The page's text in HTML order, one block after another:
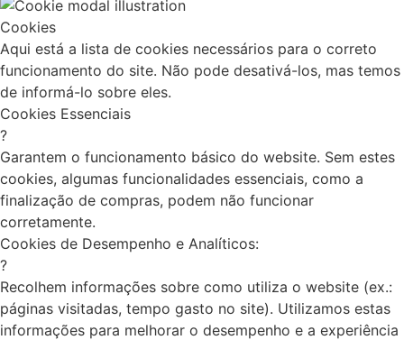
Cookies
Aqui está a lista de cookies necessários para o correto
funcionamento do site. Não pode desativá-los, mas temos
de informá-lo sobre eles.
Cookies Essenciais
?
Garantem o funcionamento básico do website. Sem estes
cookies, algumas funcionalidades essenciais, como a
finalização de compras, podem não funcionar
corretamente.
Cookies de Desempenho e Analíticos:
?
Recolhem informações sobre como utiliza o website (ex.:
páginas visitadas, tempo gasto no site). Utilizamos estas
informações para melhorar o desempenho e a experiência